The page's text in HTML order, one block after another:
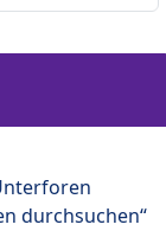
durchsuchen“